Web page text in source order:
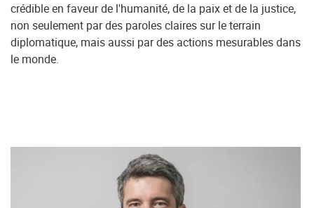
crédible en faveur de l'humanité, de la paix et de la justice,
non seulement par des paroles claires sur le terrain
diplomatique, mais aussi par des actions mesurables dans
le monde.